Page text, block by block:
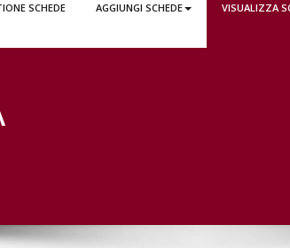
SCHEDE AGGIUNGI SCHEDE VISUALIZZA